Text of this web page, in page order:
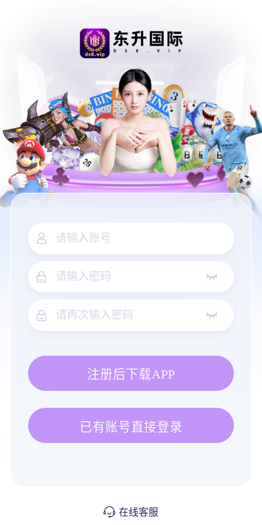
注册后下载APP
已有账号直接登录
在线客服